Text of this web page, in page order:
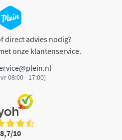
direct advies nodig?
onze klantenservice.
08:00 - 17:00)
8,7/10